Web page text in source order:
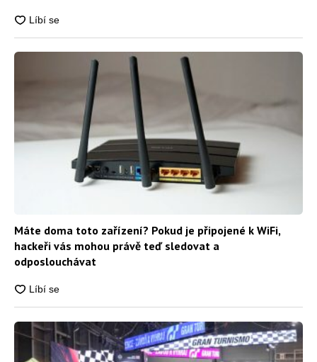
Máte doma toto zařízení? Pokud je připojené k WiFi,
hackeři vás mohou právě teď sledovat a
odposlouchávat